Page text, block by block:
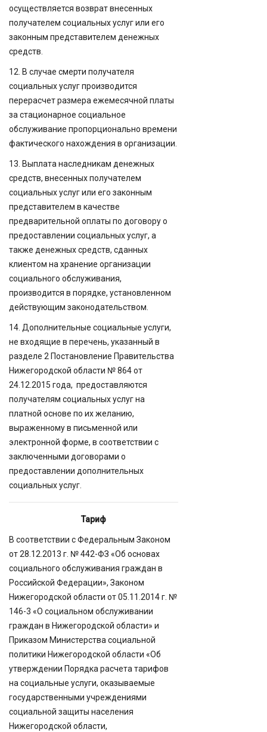
осуществляется возврат внесенных
получателем социальных услуг или его
законным представителем денежных
средств.
12. В случае смерти получателя
социальных услуг производится
перерасчет размера ежемесячной платы
за стационарное социальное
обслуживание пропорционально времени
фактического нахождения в организации.
13. Выплата наследникам денежных
средств, внесенных получателем
социальных услуг или его законным
представителем в качестве
предварительной оплаты по договору о
предоставлении социальных услуг, а
также денежных средств, сданных
клиентом на хранение организации
социального обслуживания,
производится в порядке, установленном
действующим законодательством.
14. Дополнительные социальные услуги,
не входящие в перечень, указанный в
разделе 2 Постановление Правительства
Нижегородской области № 864 от
24.12.2015 года, предоставляются
получателям социальных услуг на
платной основе по их желанию,
выраженному в письменной или
электронной форме, в соответствии с
заключенными договорами о
предоставлении дополнительных
социальных услуг.
Тариф
В соответствии с Федеральным Законом
от 28.12.2013 г. № 442-ФЗ «Об основах
социального обслуживания граждан в
Российской Федерации», Законом
Нижегородской области от 05.11.2014 г. №
146-3 «О социальном обслуживании
граждан в Нижегородской области» и
Приказом Министерства социальной
политики Нижегородской области «Об
утверждении Порядка расчета тарифов
на социальные услуги, оказываемые
государственными учреждениями
социальной защиты населения
Нижегородской области,